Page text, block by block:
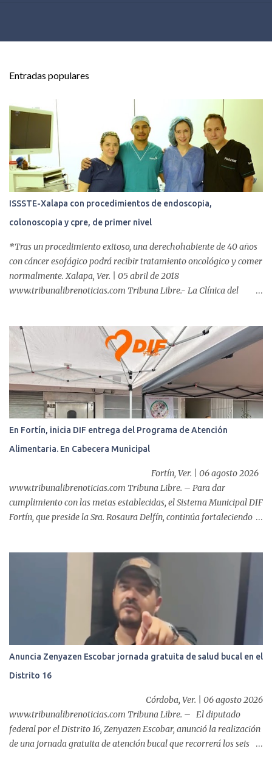
Entradas populares
ISSSTE-Xalapa con procedimientos de endoscopia,
colonoscopia y cpre, de primer nivel
*Tras un procedimiento exitoso, una derechohabiente de 40 años
con cáncer esofágico podrá recibir tratamiento oncológico y comer
normalmente. Xalapa, Ver. | 05 abril de 2018
www.tribunalibrenoticias.com Tribuna Libre.- La Clínica del
incluyen endoscopia, colonoscopia y colangiopancreatografía
retrógrada endoscópica (CPRE), con equipo de alta tecnología de
videoendoscopia gástrica y con especialistas certificados. Además
se cuenta con endoscopios de última tecnología que permiten
diagnósticos con mayor certeza y sin dolor para el paciente, a
través de la atención de un equipo de profesionales
multidisciplinario: tres endoscopistas, anestesiólogo y personal
auxiliar y de enfermería. En esta semana, se realizó un nuevo caso
de éxito, pues a través de la colocación de un stent metálico
esofágico, una derechohabiente con un tumor en el ...
En Fortín, inicia DIF entrega del Programa de Atención
Alimentaria. En Cabecera Municipal
Fortín, Ver. | 06 agosto 2026
www.tribunalibrenoticias.com Tribuna Libre. – Para dar
cumplimiento con las metas establecidas, el Sistema Municipal DIF
Fortín, que preside la Sra. Rosaura Delfín, continúa fortaleciendo
Días y Primera Infancia” que inició este miércoles en la cabecera
municipal. Se trata de una estrategia que busca contribuir al
desarrollo y la nutrición de niñas, niños y mujeres en esta
importante etapa de vida. Durante la jornada, en la explanada del
Súper Ahorros, el director del organismo asistencial, Lic. Carlos
Adiel Pereda, realizó un recorrido por las sedes de entre...
Anuncia Zenyazen Escobar jornada gratuita de salud bucal en el
Distrito 16
Córdoba, Ver. | 06 agosto 2026
www.tribunalibrenoticias.com Tribuna Libre. – El diputado
federal por el Distrito 16, Zenyazen Escobar, anunció la realización
de una jornada gratuita de atención bucal que recorrerá los seis